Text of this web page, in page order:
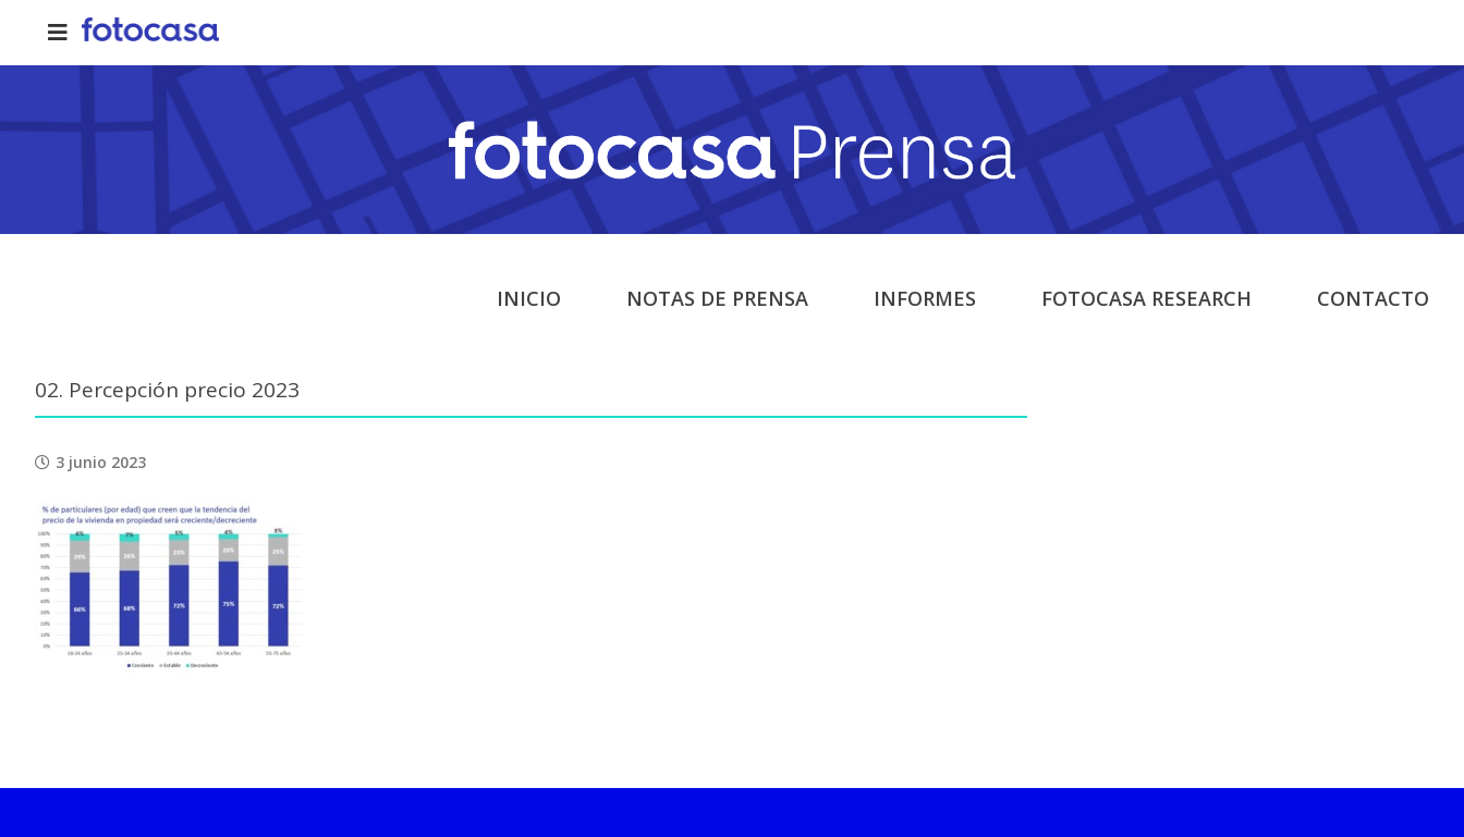
content
INICIO NOTAS DE PRENSA INFORMES FOTOCASA RESEARCH CONTACTO
02. Percepción precio 2023
3 junio 2023